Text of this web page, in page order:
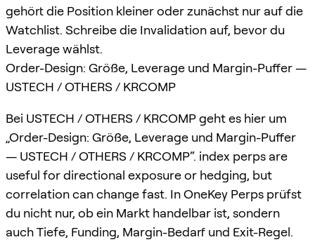
gehört die Position kleiner oder zunächst nur auf die
Watchlist. Schreibe die Invalidation auf, bevor du
Leverage wählst.
Order-Design: Größe, Leverage und Margin-Puffer —
USTECH / OTHERS / KRCOMP
Bei USTECH / OTHERS / KRCOMP geht es hier um
„Order-Design: Größe, Leverage und Margin-Puffer
— USTECH / OTHERS / KRCOMP“. index perps are
useful for directional exposure or hedging, but
correlation can change fast. In OneKey Perps prüfst
du nicht nur, ob ein Markt handelbar ist, sondern
auch Tiefe, Funding, Margin-Bedarf und Exit-Regel.